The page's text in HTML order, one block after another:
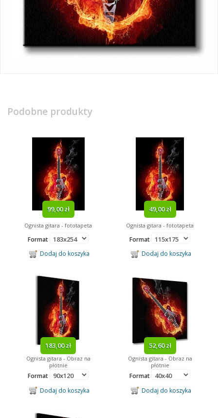
Podobne produkty
99,00 zł
Ognista gitara - fototapeta
Format
Dodaj do koszyka
49,00 zł
Ognista gitara - fototapeta
Format
Dodaj do koszyka
183,00 zł
Ognista gitara - Obraz na
płótnie
Format
Dodaj do koszyka
52,60 zł
Ognista gitara - Obraz na
płótnie
Format
Dodaj do koszyka